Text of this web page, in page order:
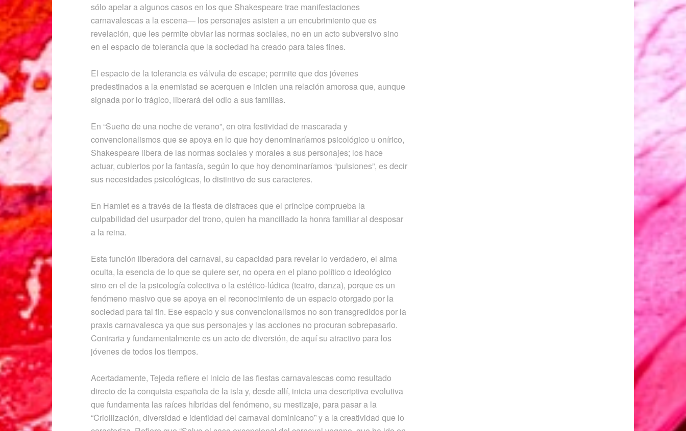
sólo apelar a algunos casos en los que Shakespeare trae manifestaciones
carnavalescas a la escena— los personajes asisten a un encubrimiento que es
revelación, que les permite obviar las normas sociales, no en un acto subversivo sino
en el espacio de tolerancia que la sociedad ha creado para tales fines.
El espacio de la tolerancia es válvula de escape; permite que dos jóvenes
predestinados a la enemistad se acerquen e inicien una relación amorosa que, aunque
signada por lo trágico, liberará del odio a sus familias.
En “Sueño de una noche de verano”, en otra festividad de mascarada y
convencionalismos que se apoya en lo que hoy denominaríamos psicológico u onírico,
Shakespeare libera de las normas sociales y morales a sus personajes; los hace
actuar, cubiertos por la fantasía, según lo que hoy denominaríamos “pulsiones”, es decir
sus necesidades psicológicas, lo distintivo de sus caracteres.
En Hamlet es a través de la fiesta de disfraces que el príncipe comprueba la
culpabilidad del usurpador del trono, quien ha mancillado la honra familiar al desposar
a la reina.
Esta función liberadora del carnaval, su capacidad para revelar lo verdadero, el alma
oculta, la esencia de lo que se quiere ser, no opera en el plano político o ideológico
sino en el de la psicología colectiva o la estético-lúdica (teatro, danza), porque es un
fenómeno masivo que se apoya en el reconocimiento de un espacio otorgado por la
sociedad para tal fin. Ese espacio y sus convencionalismos no son transgredidos por la
praxis carnavalesca ya que sus personajes y las acciones no procuran sobrepasarlo.
Contraria y fundamentalmente es un acto de diversión, de aquí su atractivo para los
jóvenes de todos los tiempos.
Acertadamente, Tejeda refiere el inicio de las fiestas carnavalescas como resultado
directo de la conquista española de la isla y, desde allí, inicia una descriptiva evolutiva
que fundamenta las raíces híbridas del fenómeno, su mestizaje, para pasar a la
“Criollización, diversidad e identidad del carnaval dominicano” y a la creatividad que lo